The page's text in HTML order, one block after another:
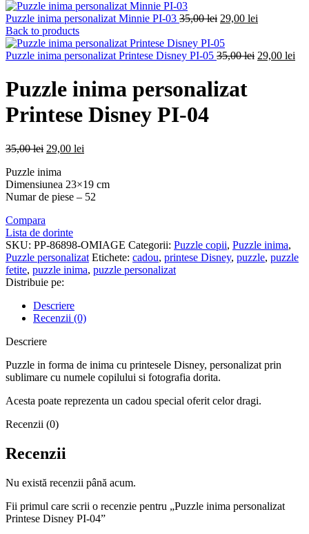
Puzzle inima personalizat Minnie PI-03 35,00lei Prețul
a
fost:
29,00 lei
29,00 lei.
Back to products
Puzzle inima personalizat Printese Disney PI-05 35,00lei Prețul
29,00 lei
Puzzle inima personalizat
Printese Disney PI-04
35,00lei Prețul
a
fost:
35,00 lei.
29,00 lei
29,00 lei.
Puzzle inima
Dimensiunea 23×19 cm
Numar de piese – 52
Compara
Lista de dorinte
SKU: PP-86898-OMIAGE Categorii: Puzzle copii, Puzzle inima,
Puzzle personalizat Etichete: cadou, printese Disney, puzzle, puzzle
fetite, puzzle inima, puzzle personalizat
Distribuie pe:
Descriere
Recenzii (0)
Descriere
Puzzle in forma de inima cu printesele Disney, personalizat prin
sublimare cu numele copilului si fotografia dorita.
Acesta poate reprezenta un cadou special oferit celor dragi.
Recenzii (0)
Recenzii
Nu există recenzii până acum.
Fii primul care scrii o recenzie pentru „Puzzle inima personalizat
Printese Disney PI-04”